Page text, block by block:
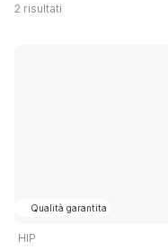
2 risultati
Qualità garantita
HIP